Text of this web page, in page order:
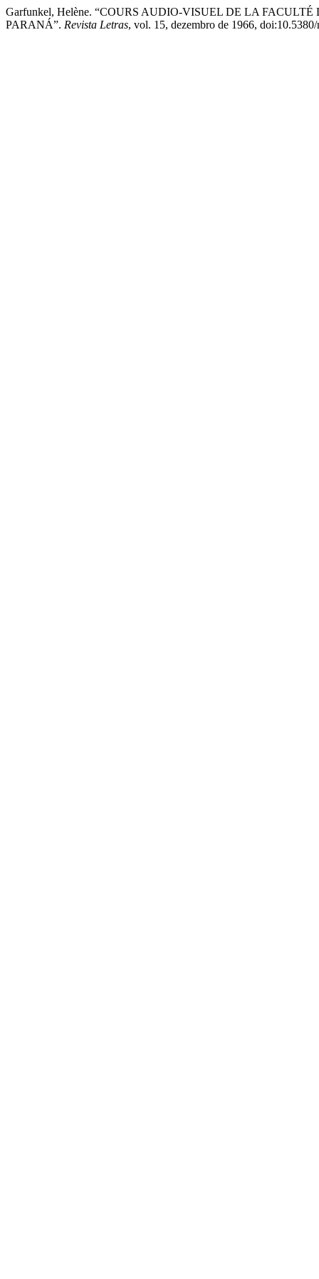
Garfunkel, Helène. “COURS AUDIO-VISUEL DE LA
PARANÁ”. Revista Letras, vol. 15, dezembro de 1966,